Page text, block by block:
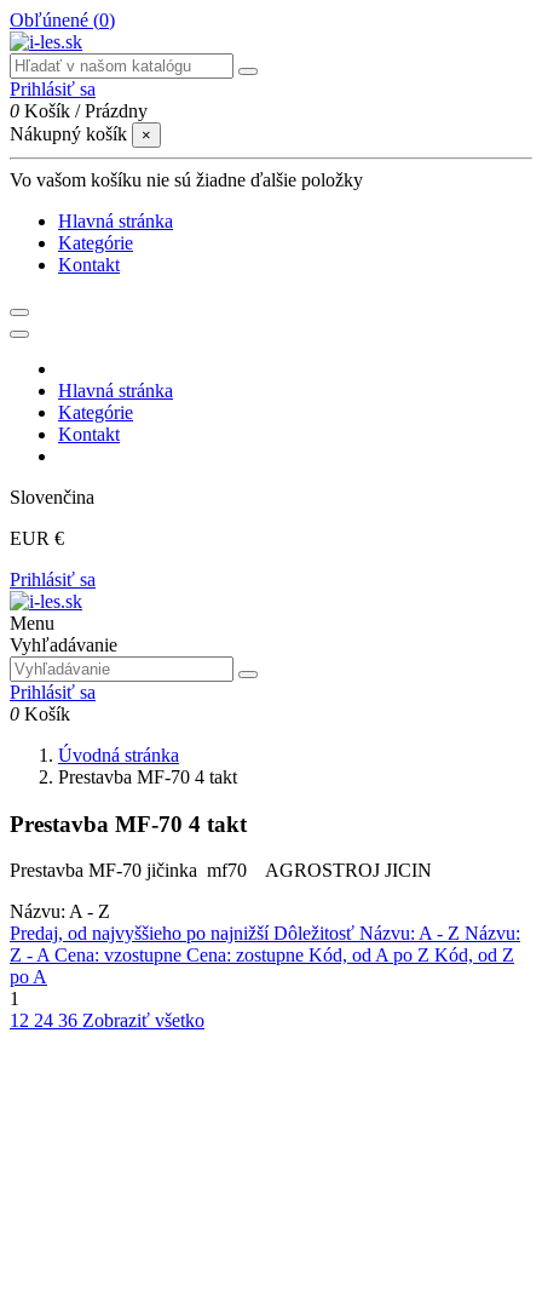
Obľúnené (0)
Prihlásiť sa
0 Košík /Prázdny
Nákupný košík
×
Vo vašom košíku nie sú žiadne ďalšie položky
Hlavná stránka
Kategórie
Kontakt
Hlavná stránka
Kategórie
Kontakt
Slovenčina
EUR €
Prihlásiť sa
Menu
Vyhľadávanie
Prihlásiť sa
0 Košík
Úvodná stránka
Prestavba MF-70 4 takt
Prestavba MF-70 4 takt
Prestavba MF-70 jičinka mf70 AGROSTROJ JICIN
Názvu: A - Z
Predaj, od najvyššieho po najnižšíDôležitosť Názvu: A - Z Názvu:
Z - ACena: vzostupne Cena: zostupne Kód, od A po Z Kód, od Z
po A
1
12 24 36 Zobraziť všetko